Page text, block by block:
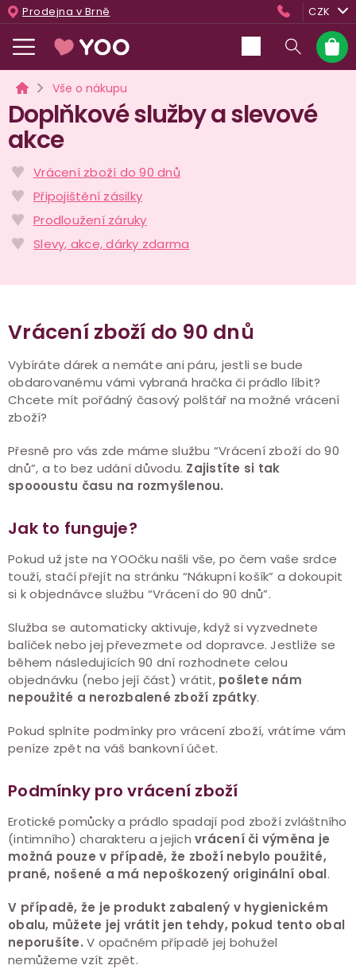
Přejít
na
obsah
Prodejna v Brně CZK
košík
DomůVše o nákupu
Doplňkové služby a slevové
akce
Vrácení zboží do 90 dnů
Připojištění zásilky
Prodloužení záruky
Slevy, akce, dárky zdarma
Vrácení zboží do 90 dnů
Vybíráte dárek a nemáte ani páru, jestli se bude
obdarovanému vámi vybraná hračka či prádlo líbit?
Chcete mít pořádný časový polštář na možné vrácení
zboží?
Přesně pro vás zde máme službu “Vrácení zboží do 90
dnů”, a to bez udání důvodu. Zajistíte si tak
spoooustu času na rozmyšlenou.
Jak to funguje?
Pokud už jste na YOOčku našli vše, po čem vaše srdce
touží, stačí přejít na stránku “Nákupní košík” a dokoupit
si k objednávce službu “Vrácení do 90 dnů”.
Služba se automaticky aktivuje, když si vyzvednete
balíček nebo jej převezmete od dopravce. Jestliže se
během následujících 90 dní rozhodnete celou
objednávku (nebo její část) vrátit, pošlete nám
nepoužité a nerozbalené zboží zpátky.
Pokud splníte podmínky pro vrácení zboží, vrátíme vám
peníze zpět na váš bankovní účet.
Podmínky pro vrácení zboží
Erotické pomůcky a prádlo spadají pod zboží zvláštního
(intimního) charakteru a jejich vrácení či výměna je
možná pouze v případě, že zboží nebylo použité,
prané, nošené a má nepoškozený originální obal.
V případě, že je produkt zabalený v hygienickém
obalu, můžete jej vrátit jen tehdy, pokud tento obal
neporušíte. V opačném případě jej bohužel
nemůžeme vzít zpět.